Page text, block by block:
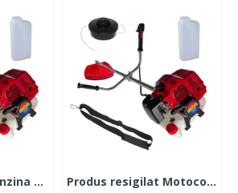
Motocoasa pe benzina TOMS 7.5 CP 12.000 rpm Produs resigilat Motocoasa pe benzina TOMS 7.5 CP 12.000 rpm